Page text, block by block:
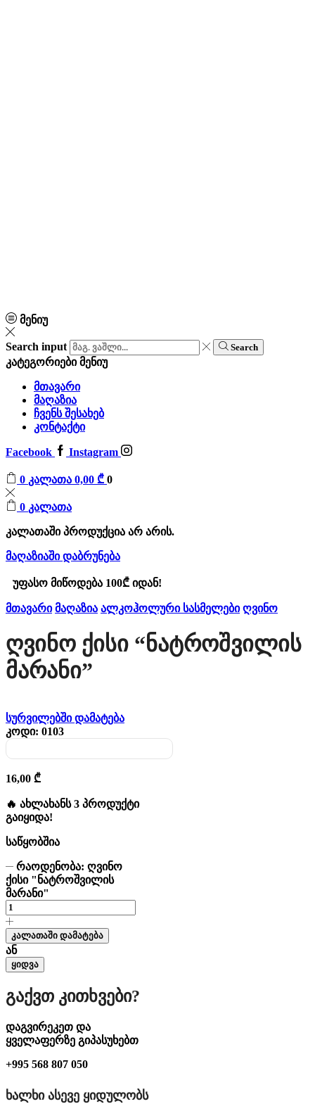
მენიუ
Search input Search
კატეგორიებიმენიუ
მთავარი
მაღაზია
ჩვენს შესახებ
კონტაქტი
Facebook Instagram
0 კალათა 0,00 ₾ 0
0 კალათა
კალათაში პროდუქცია არ არის.
მაღაზიაში დაბრუნება
უფასო მიწოდება 100₾ იდან!
მთავარი მაღაზია ალკოჰოლური სასმელები ღვინო
Ღვინო Ქისი “ნატროშვილის
Მარანი”
სურვილებში დამატება
კოდი: 0103
16,00 ₾
🔥 ახლახანს 3 პროდუქტი
გაიყიდა!
საწყობშია
რაოდენობა: ღვინო
ქისი "ნატროშვილის
მარანი"
კალათაში დამატება
ან
ყიდვა
Გაქვთ Კითხვები?
დაგვირეკეთ და
ყველაფერზე გიპასუხებთ
+995 568 807 050
ᲮᲐᲚᲮᲘ ᲐᲡᲔᲕᲔ ᲧᲘᲓᲣᲚᲝᲑᲡ